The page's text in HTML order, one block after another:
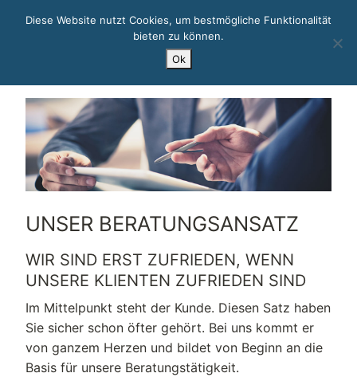
springen
UNSER BERATUNGSANSATZ
WIR SIND ERST ZUFRIEDEN, WENN
UNSERE KLIENTEN ZUFRIEDEN SIND
Im Mittelpunkt steht der Kunde. Diesen Satz haben
Sie sicher schon öfter gehört. Bei uns kommt er
von ganzem Herzen und bildet von Beginn an die
Basis für unsere Beratungstätigkeit.
Diese Website nutzt Cookies, um bestmögliche Funktionalität
bieten zu können.
Ok